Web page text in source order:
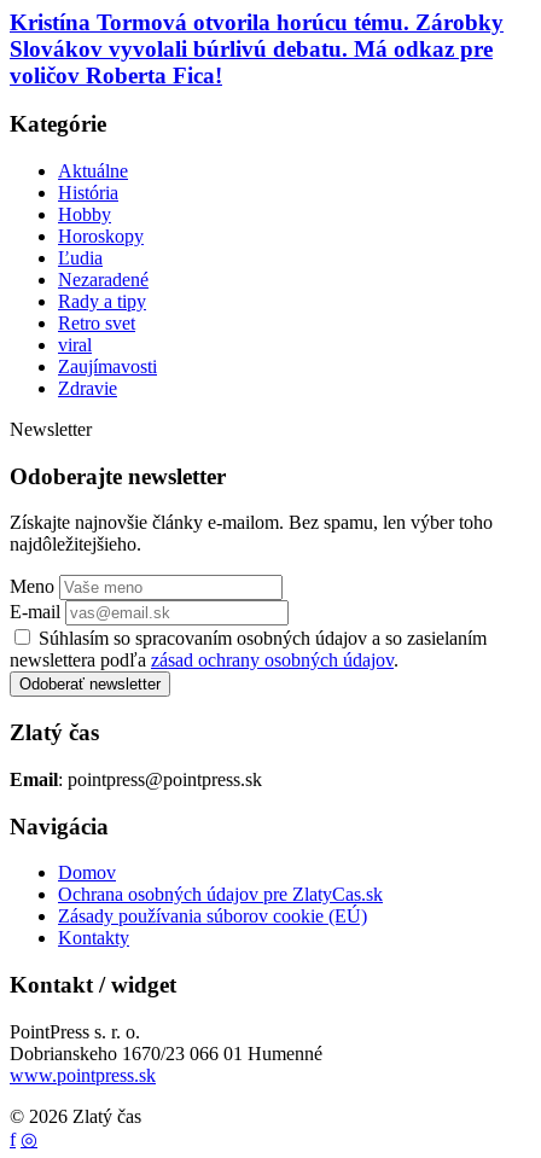
Kristína Tormová otvorila horúcu tému. Zárobky
Slovákov vyvolali búrlivú debatu. Má odkaz pre
voličov Roberta Fica!
Kategórie
Aktuálne
História
Hobby
Horoskopy
Ľudia
Nezaradené
Rady a tipy
Retro svet
viral
Zaujímavosti
Zdravie
Newsletter
Odoberajte newsletter
Získajte najnovšie články e-mailom. Bez spamu, len výber toho
najdôležitejšieho.
Meno
E-mail
Súhlasím so spracovaním osobných údajov a so zasielaním
newslettera podľa zásad ochrany osobných údajov.
Odoberať newsletter
Zlatý čas
Email: pointpress@pointpress.sk
Navigácia
Domov
Ochrana osobných údajov pre ZlatyCas.sk
Zásady používania súborov cookie (EÚ)
Kontakty
Kontakt / widget
PointPress s. r. o.
Dobrianskeho 1670/23 066 01 Humenné
www.pointpress.sk
© 2026 Zlatý čas
f ◎